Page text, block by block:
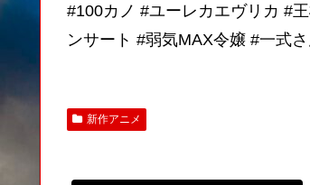
#100カノ #ユーレカエヴリカ #
ンサート #弱気MAX令嬢 #一式
新作アニメ